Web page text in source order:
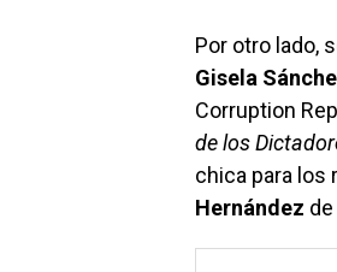
Por otro lado,
Gisela
Corruption
de los
chica para los
Hernández